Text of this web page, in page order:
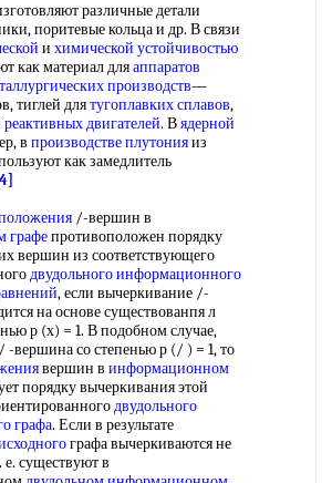
различные детали
поритевые кольца и др. В связи
и химической устойчивостью
как материал дляаппаратов
производств—
тиглей длятугоплавких сплавов,
реактивных двигателей. Вядерной
в производстве плутонияиз
как замедлитель
/-вершин в
графепротивоположен порядку
вершин из соответствующего
двудольного информационного
, если вычеркивание /-
на основе существованпя л
р (х) = 1. В подобном случае,
-вершина со степенью р (/ ) = 1, то
вершин в информационном
порядку вычеркивания этой
двудольного
графа. Если в результате
графа вычеркиваются не
существуют в